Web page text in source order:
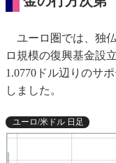
ユーロ圏では、独
ロ規模の復興基金設
1.0770ドル辺りのサ
しました。
ユーロ/米ドル 日足